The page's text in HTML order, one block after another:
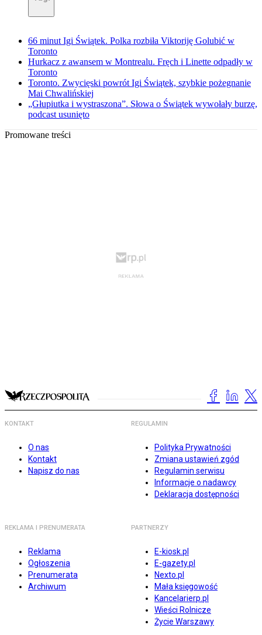
66 minut Igi Świątek. Polka rozbiła Viktoriję Golubić w
Toronto
Hurkacz z awansem w Montrealu. Fręch i Linette odpadły w
Toronto
Toronto. Zwycięski powrót Igi Świątek, szybkie pożegnanie
Mai Chwalińskiej
„Głupiutka i wystraszona”. Słowa o Świątek wywołały burzę,
podcast usunięto
Promowane treści
KONTAKT
O nas
Kontakt
Napisz do nas
REGULAMIN
Polityka Prywatności
Zmiana ustawień zgód
Regulamin serwisu
Informacje o nadawcy
Deklaracja dostępności
REKLAMA I PRENUMERATA
Reklama
Ogłoszenia
Prenumerata
Archiwum
PARTNERZY
E-kiosk.pl
E-gazety.pl
Nexto.pl
Mała księgowość
Kancelarierp.pl
Wieści Rolnicze
Życie Warszawy